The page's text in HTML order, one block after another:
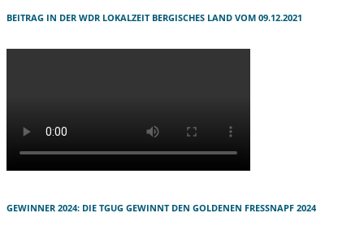
BEITRAG IN DER WDR LOKALZEIT BERGISCHES LAND VOM 09.12.2021
GEWINNER 2024: DIE TGUG GEWINNT DEN GOLDENEN FRESSNAPF 2024